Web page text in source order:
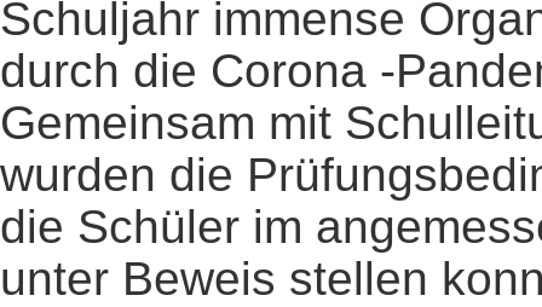
Schuljahr immense
durch die Corona -
Gemeinsam mit
wurden die
die Schüler im
unter Beweis stellen